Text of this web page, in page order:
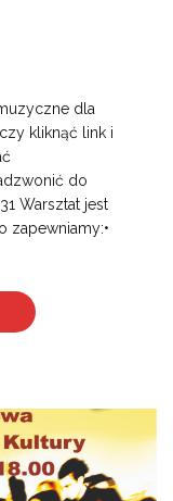
dla
kliknąć link i
do
Warsztat jest
zapewniamy:•